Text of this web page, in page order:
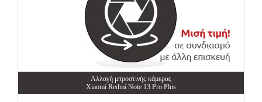
Αλλαγή μπροστινής κάμερας
Xiaomi Redmi Note 13 Pro Plus